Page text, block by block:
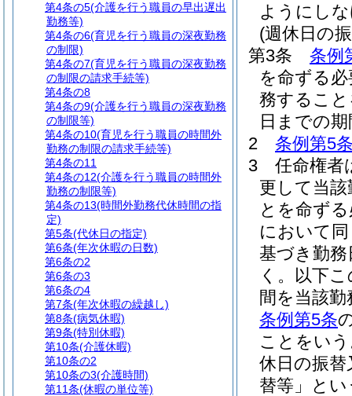
ようにし
(週休日の
第3条
条例
を命ずる
務するこ
日までの
2
条例第5
3
任命権者
更して当
とを命ず
において
基づき勤務
く。以下
間を当該
条例第5条
ことをい
休日の振替
替等」とい
第4条の5(介護を行う職員の早出遅出
勤務等)
第4条の6(育児を行う職員の深夜勤務
の制限)
第4条の7(育児を行う職員の深夜勤務
の制限の請求手続等)
第4条の8
第4条の9(介護を行う職員の深夜勤務
の制限等)
第4条の10(育児を行う職員の時間外
勤務の制限の請求手続等)
第4条の11
第4条の12(介護を行う職員の時間外
勤務の制限等)
第4条の13(時間外勤務代休時間の指
定)
第5条(代休日の指定)
第6条(年次休暇の日数)
第6条の2
第6条の3
第6条の4
第7条(年次休暇の繰越し)
第8条(病気休暇)
第9条(特別休暇)
第10条(介護休暇)
第10条の2
第10条の3(介護時間)
第11条(休暇の単位等)